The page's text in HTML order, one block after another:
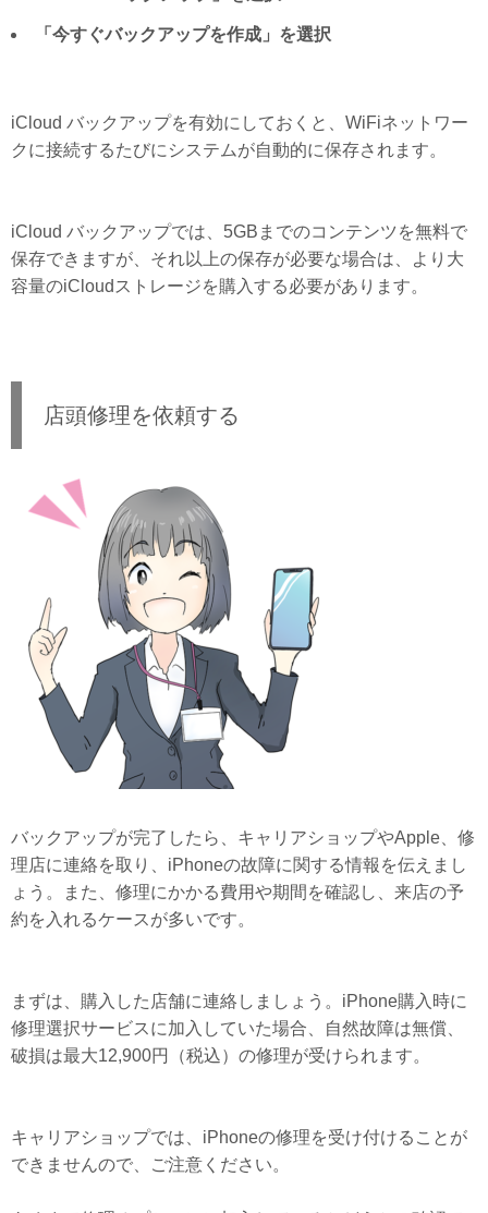
「今すぐバックアップを作成」を選択
iCloud バックアップを有効にしておくと、WiFiネットワー
クに接続するたびにシステムが自動的に保存されます。
iCloud バックアップでは、5GBまでのコンテンツを無料で
保存できますが、それ以上の保存が必要な場合は、より大
容量のiCloudストレージを購入する必要があります。
店頭修理を依頼する
バックアップが完了したら、キャリアショップやApple、修
理店に連絡を取り、iPhoneの故障に関する情報を伝えまし
ょう。また、修理にかかる費用や期間を確認し、来店の予
約を入れるケースが多いです。
まずは、購入した店舗に連絡しましょう。iPhone購入時に
修理選択サービスに加入していた場合、自然故障は無償、
破損は最大12,900円（税込）の修理が受けられます。
キャリアショップでは、iPhoneの修理を受け付けることが
できませんので、ご注意ください。